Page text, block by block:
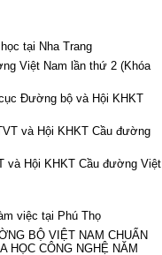
tại Nha Trang
Việt Nam lần thứ 2 (Khóa
Đường bộ và Hội KHKT
và Hội KHKT Cầu đường
và Hội KHKT Cầu đường Việt
việc tại Phú Thọ
BỘ VIỆT NAM CHUẨN
HỌC CÔNG NGHỆ NĂM